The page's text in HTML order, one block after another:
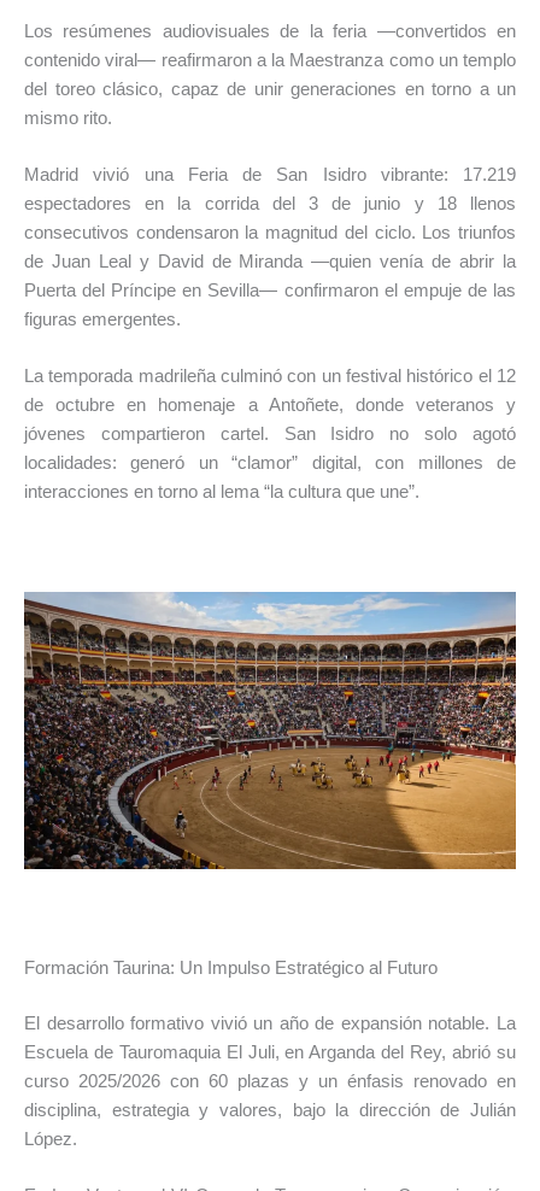
Los resúmenes audiovisuales de la feria —convertidos en
contenido viral— reafirmaron a la Maestranza como un templo
del toreo clásico, capaz de unir generaciones en torno a un
mismo rito.
Madrid vivió una Feria de San Isidro vibrante: 17.219
espectadores en la corrida del 3 de junio y 18 llenos
consecutivos condensaron la magnitud del ciclo. Los triunfos
de Juan Leal y David de Miranda —quien venía de abrir la
Puerta del Príncipe en Sevilla— confirmaron el empuje de las
figuras emergentes.
La temporada madrileña culminó con un festival histórico el 12
de octubre en homenaje a Antoñete, donde veteranos y
jóvenes compartieron cartel. San Isidro no solo agotó
localidades: generó un “clamor” digital, con millones de
interacciones en torno al lema “la cultura que une”.
Formación Taurina: Un Impulso Estratégico al Futuro
El desarrollo formativo vivió un año de expansión notable. La
Escuela de Tauromaquia El Juli, en Arganda del Rey, abrió su
curso 2025/2026 con 60 plazas y un énfasis renovado en
disciplina, estrategia y valores, bajo la dirección de Julián
López.